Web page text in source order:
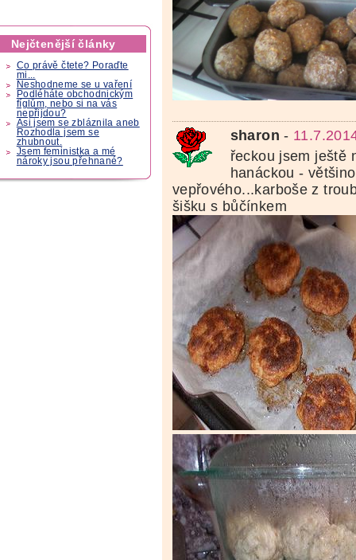
Nejčtenější články
Co právě čtete? Poraďte
mi...
Neshodneme se u vaření
Podléháte obchodnickým
fíglům, nebo si na vás
nepřijdou?
Asi jsem se zbláznila aneb
Rozhodla jsem se
zhubnout.
Jsem feministka a mé
nároky jsou přehnané?
sharon -
řeckou jsem ještě
hanáckou -
vepřového...karboše z
šišku s bůčínkem